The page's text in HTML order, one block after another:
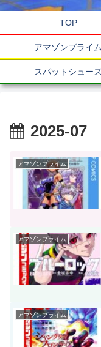
TOP
アマゾンプライム
スパットシュー
2025-07
アマゾンプライム
アマゾンプライム
アマゾンプライム